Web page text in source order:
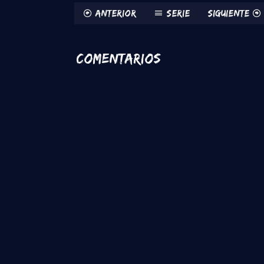
Anterior Serie Siguiente
Comentarios